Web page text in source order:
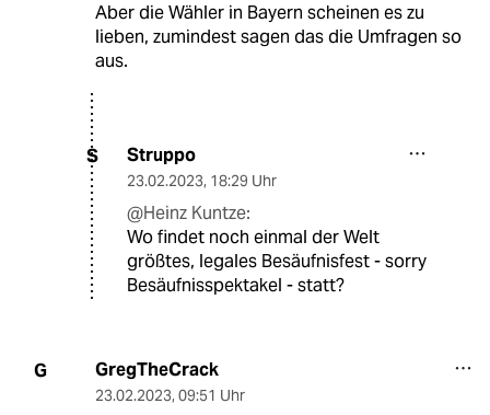
Aber die Wähler in Bayern scheinen es zu
lieben, zumindest sagen das die Umfragen so
aus.
S Struppo
23.02.2023, 18:29 Uhr
@Heinz Kuntze:
Wo findet noch einmal der Welt
größtes, legales Besäufnisfest - sorry
Besäufnisspektakel - statt?
G GregTheCrack
23.02.2023, 09:51 Uhr